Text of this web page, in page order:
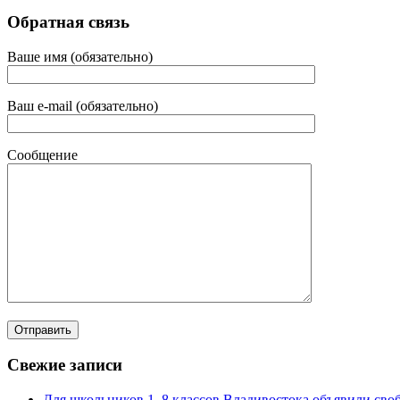
Обратная связь
Ваше имя (обязательно)
Ваш e-mail (обязательно)
Сообщение
Свежие записи